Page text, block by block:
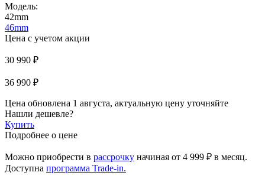
Модель:
42mm
46mm
Цена с учетом акции
30 990 ₽
36 990 ₽
Цена обновлена 1 августа, актуальную цену уточняйте
Нашли дешевле?
Купить
Подробнее о цене
Можно приобрести в рассрочку начиная от 4 999 ₽ в месяц.
Доступна программа Trade-in.